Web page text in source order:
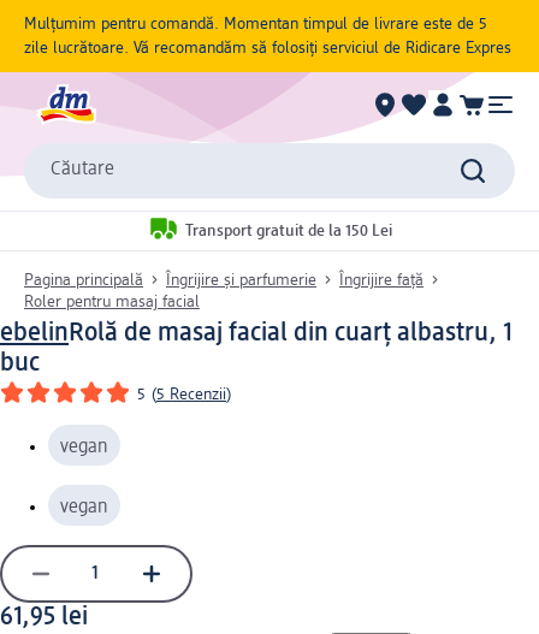
Mulțumim pentru comandă. Momentan timpul de livrare este de 5
zile lucrătoare. Vă recomandăm să folosiți serviciul de Ridicare Expres
Căutare
Transport gratuit de la 150 Lei
Pagina principală Îngrijire și parfumerie
Îngrijire față
Roler pentru masaj facial
ebelinRolă de masaj facial din cuarț albastru, 1
buc
5 (5 Recenzii)
vegan
vegan
61,95 lei